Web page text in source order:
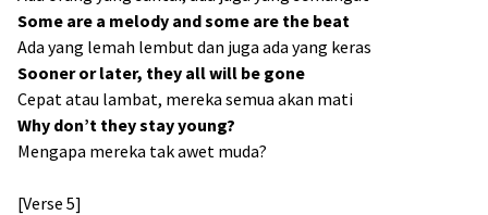
Some are a melody and some are the beat
Ada yang lemah lembut dan juga ada yang keras
Sooner or later, they all will be gone
Cepat atau lambat, mereka semua akan mati
Why don’t they stay young?
Mengapa mereka tak awet muda?
[Verse 5]